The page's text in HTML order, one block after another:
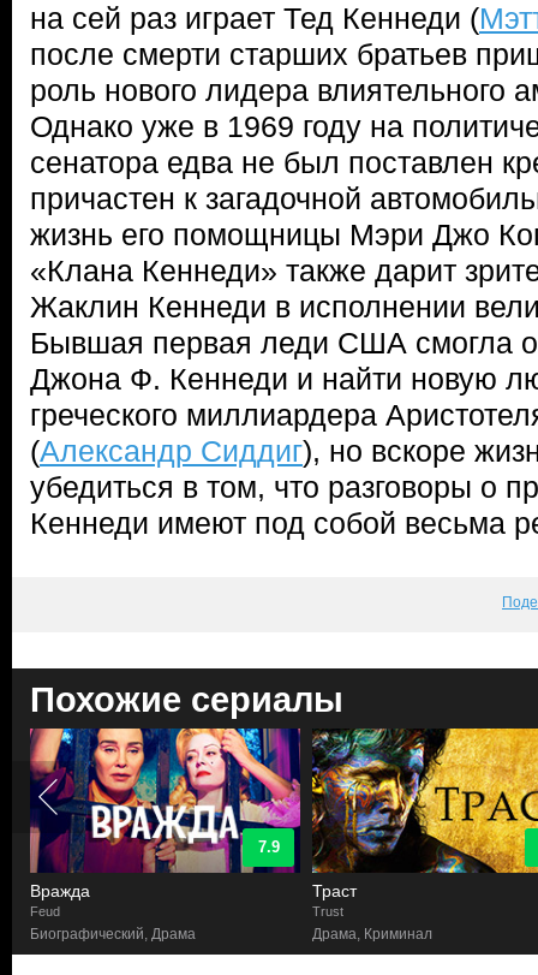
на сей раз играет Тед Кеннеди (
после смерти старших братьев
роль нового лидера влиятельного
Однако уже в 1969 году на
сенатора едва не был поставлен
причастен к загадочной
жизнь его помощницы Мэри Джо
«Клана Кеннеди» также дарит
Жаклин Кеннеди в исполнении
Бывшая первая леди США смогла
Джона Ф. Кеннеди и найти новую
греческого миллиардера
(Александр Сиддиг), но вскоре
убедиться в том, что разговоры о
Кеннеди имеют под собой весьма
Похожие сериалы
7.9
Вражда
Feud
Биографический, Драма
Траст
Trust
Драма, Криминал